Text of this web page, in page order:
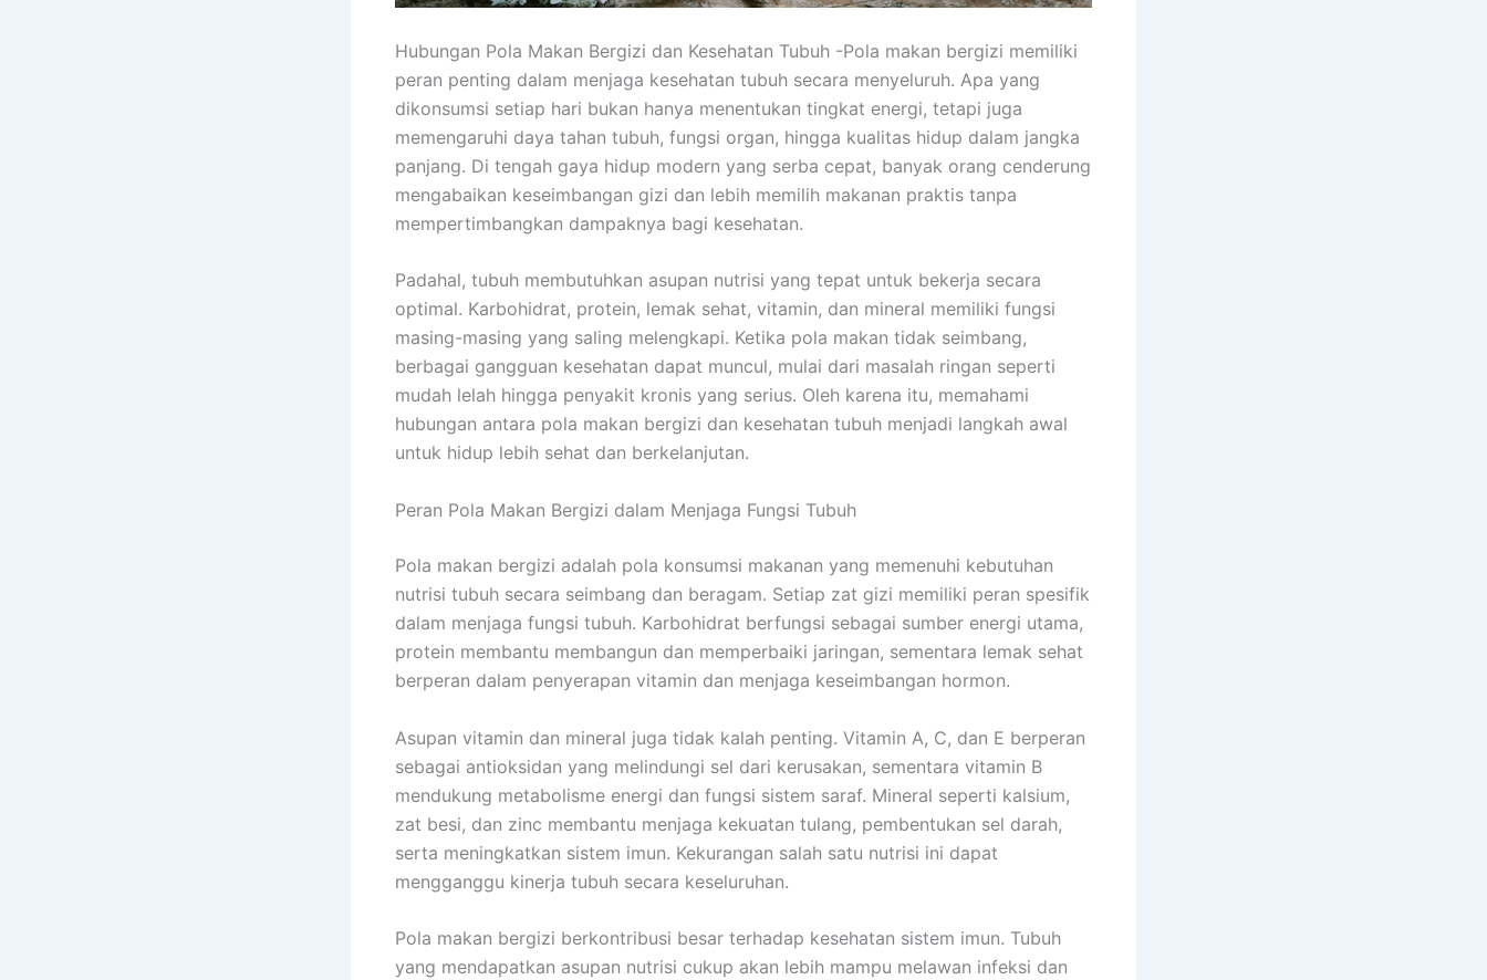
Hubungan Pola Makan Bergizi dan Kesehatan Tubuh -Pola makan bergizi memiliki
peran penting dalam menjaga kesehatan tubuh secara menyeluruh. Apa yang
dikonsumsi setiap hari bukan hanya menentukan tingkat energi, tetapi juga
memengaruhi daya tahan tubuh, fungsi organ, hingga kualitas hidup dalam jangka
panjang. Di tengah gaya hidup modern yang serba cepat, banyak orang cenderung
mengabaikan keseimbangan gizi dan lebih memilih makanan praktis tanpa
mempertimbangkan dampaknya bagi kesehatan.
Padahal, tubuh membutuhkan asupan nutrisi yang tepat untuk bekerja secara
optimal. Karbohidrat, protein, lemak sehat, vitamin, dan mineral memiliki fungsi
masing-masing yang saling melengkapi. Ketika pola makan tidak seimbang,
berbagai gangguan kesehatan dapat muncul, mulai dari masalah ringan seperti
mudah lelah hingga penyakit kronis yang serius. Oleh karena itu, memahami
hubungan antara pola makan bergizi dan kesehatan tubuh menjadi langkah awal
untuk hidup lebih sehat dan berkelanjutan.
Peran Pola Makan Bergizi dalam Menjaga Fungsi Tubuh
Pola makan bergizi adalah pola konsumsi makanan yang memenuhi kebutuhan
nutrisi tubuh secara seimbang dan beragam. Setiap zat gizi memiliki peran spesifik
dalam menjaga fungsi tubuh. Karbohidrat berfungsi sebagai sumber energi utama,
protein membantu membangun dan memperbaiki jaringan, sementara lemak sehat
berperan dalam penyerapan vitamin dan menjaga keseimbangan hormon.
Asupan vitamin dan mineral juga tidak kalah penting. Vitamin A, C, dan E berperan
sebagai antioksidan yang melindungi sel dari kerusakan, sementara vitamin B
mendukung metabolisme energi dan fungsi sistem saraf. Mineral seperti kalsium,
zat besi, dan zinc membantu menjaga kekuatan tulang, pembentukan sel darah,
serta meningkatkan sistem imun. Kekurangan salah satu nutrisi ini dapat
mengganggu kinerja tubuh secara keseluruhan.
Pola makan bergizi berkontribusi besar terhadap kesehatan sistem imun. Tubuh
yang mendapatkan asupan nutrisi cukup akan lebih mampu melawan infeksi dan